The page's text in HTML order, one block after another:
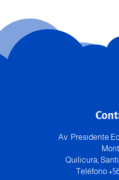
Av. Presidente
Quilicura,
Teléfono